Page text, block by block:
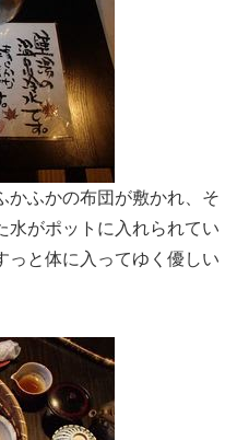
かふかの布団が敷かれ、そ
水がポットに入れられてい
っと体に入ってゆく優しい